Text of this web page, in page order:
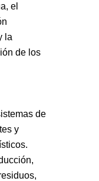
el
la
de los
de
y